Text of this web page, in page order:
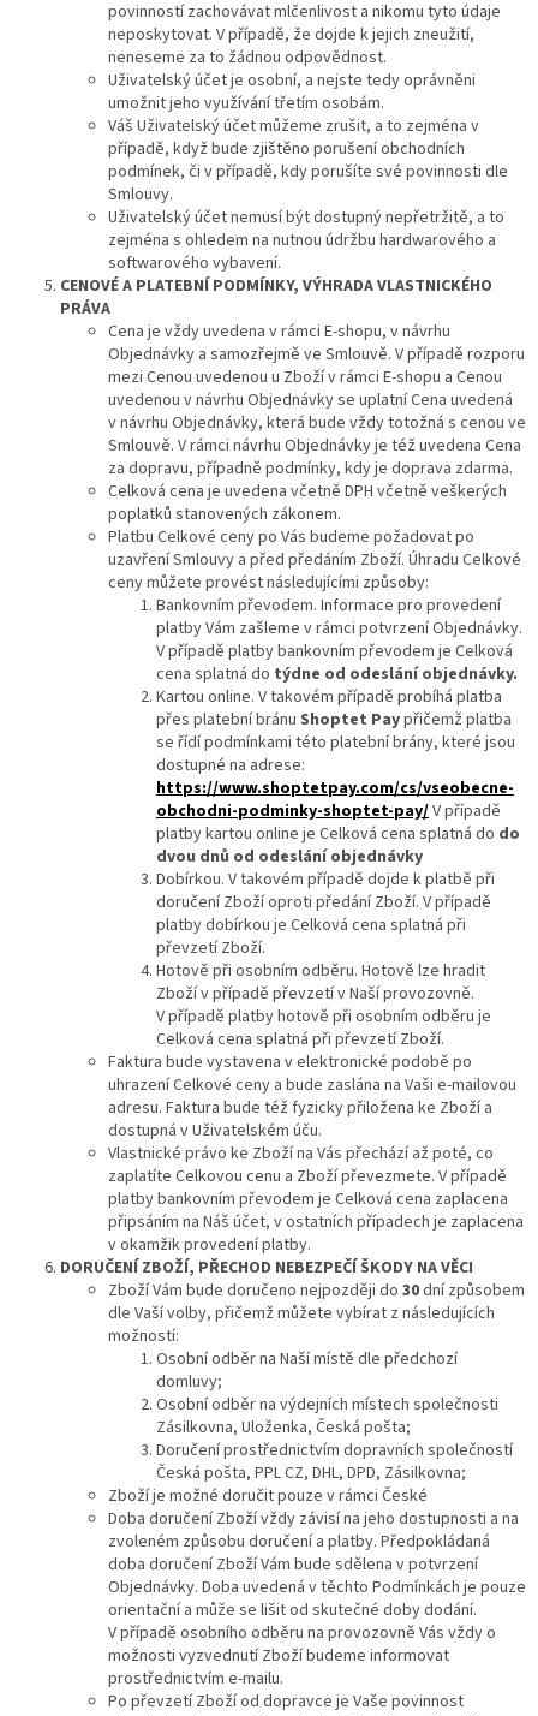
povinností zachovávat mlčenlivost a nikomu tyto údaje
neposkytovat. V případě, že dojde k jejich zneužití,
neneseme za to žádnou odpovědnost.
Uživatelský účet je osobní, a nejste tedy oprávněni
umožnit jeho využívání třetím osobám.
Váš Uživatelský účet můžeme zrušit, a to zejména v
případě, když bude zjištěno porušení obchodních
podmínek, či v případě, kdy porušíte své povinnosti dle
Smlouvy.
Uživatelský účet nemusí být dostupný nepřetržitě, a to
zejména s ohledem na nutnou údržbu hardwarového a
softwarového vybavení.
CENOVÉA PLATEBNÍ PODMÍNKY, VÝHRADA VLASTNICKÉHO
PRÁVA
Cena je vždy uvedena v rámci E-shopu, v návrhu
Objednávky a samozřejmě ve Smlouvě. V případě rozporu
mezi Cenou uvedenou u Zboží v rámci E-shopu a Cenou
uvedenou v návrhu Objednávky se uplatní Cena uvedená
v návrhu Objednávky, která bude vždy totožná s cenou ve
Smlouvě. V rámci návrhu Objednávky je též uvedena Cena
za dopravu, případně podmínky, kdy je doprava zdarma.
Celková cena je uvedena včetně DPH včetně veškerých
poplatků stanovených zákonem.
Platbu Celkové ceny po Vás budeme požadovat po
uzavření Smlouvy a před předáním Zboží. Úhradu Celkové
ceny můžete provést následujícími způsoby:
Bankovním převodem. Informace pro provedení
platby Vám zašleme v rámci potvrzení Objednávky.
V případě platby bankovním převodem je Celková
cena splatná do týdne od odeslání objednávky.
Kartou online. V takovém případě probíhá platba
přes platební bránu Shoptet Paypřičemž platba
se řídí podmínkami této platební brány, které jsou
dostupné na adrese:
https://www.shoptetpay.com/cs/vseobecne-
obchodni-podminky-shoptet-pay/V případě
platby kartou online je Celková cena splatná do do
dvou dnů od odeslání objednávky
Dobírkou. V takovém případě dojde k platbě při
doručení Zboží oproti předání Zboží. V případě
platby dobírkou je Celková cena splatná při
převzetí Zboží.
Hotově při osobním odběru. Hotově lze hradit
Zboží v případě převzetí v Naší provozovně.
V případě platby hotově při osobním odběru je
Celková cena splatná při převzetí Zboží.
Faktura bude vystavena v elektronické podobě po
uhrazení Celkové ceny a bude zaslána na Vaši e-mailovou
adresu. Faktura bude též fyzicky přiložena ke Zboží a
dostupná v Uživatelském úču.
Vlastnické právo ke Zboží na Vás přechází až poté, co
zaplatíte Celkovou cenu a Zboží převezmete. V případě
platby bankovním převodem je Celková cena zaplacena
připsáním na Náš účet, v ostatních případech je zaplacena
v okamžik provedení platby.
DORUČENÍ ZBOŽÍ, PŘECHOD NEBEZPEČÍ ŠKODY NA VĚCI
Zboží Vám bude doručeno nejpozději do 30dní způsobem
dle Vaší volby, přičemž můžete vybírat z následujících
možností:
Osobní odběr na Naší místě dle předchozí
domluvy;
Osobní odběr na výdejních místech společnosti
Zásilkovna, Uloženka, Česká pošta;
Doručení prostřednictvím dopravních společností
Česká pošta, PPL CZ, DHL, DPD, Zásilkovna;
Zboží je možné doručit pouze v rámci České
Doba doručení Zboží vždy závisí na jeho dostupnosti a na
zvoleném způsobu doručení a platby. Předpokládaná
doba doručení Zboží Vám bude sdělena v potvrzení
Objednávky. Doba uvedená v těchto Podmínkách je pouze
orientační a může se lišit od skutečné doby dodání.
V případě osobního odběru na provozovně Vás vždy o
možnosti vyzvednutí Zboží budeme informovat
prostřednictvím e-mailu.
Po převzetí Zboží od dopravce je Vaše povinnost